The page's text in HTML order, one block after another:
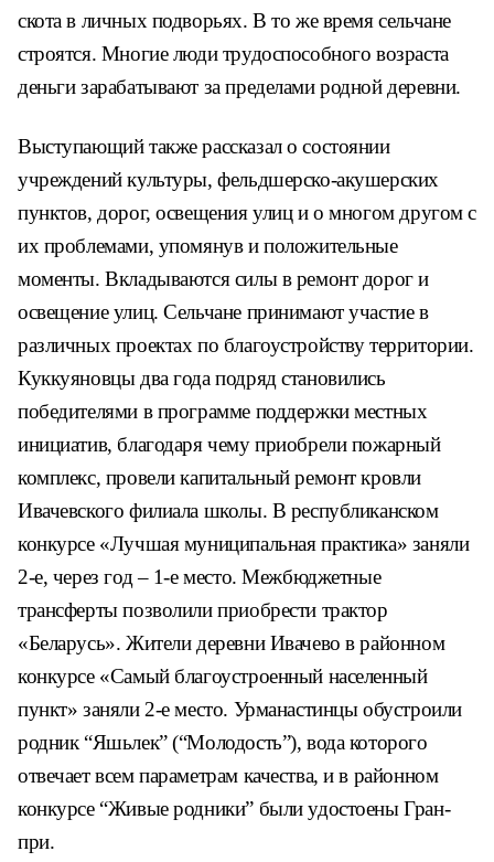
скота в личных подворьях. В то жевремя сельчане
строятся. Многиелюди трудоспособного возраста
деньги зарабатывают за пределамиродной деревни.
Выступающий также рассказало состоянии
учреждений культуры,фельдшерско-акушерских
пунктов, дорог, освещения улиц и о многом другом с
их проблемами, упомянуви положительные
моменты. Вкладываются силы в ремонт дорог и
освещение улиц. Сельчане принимают участие в
различных проектах по благоустройству территории.
Куккуяновцы два годаподряд становились
победителями в программе поддержки местных
инициатив, благодарячему приобрели пожарный
комплекс, провели капитальный ремонткровли
Ивачевского филиала школы. В республиканском
конкурсе «Лучшая муниципальнаяпрактика» заняли
2-е, через год – 1-е место.Межбюджетные
трансферты позволили приобрести трактор
«Беларусь». Жители деревниИвачево в районном
конкурсе «Самый благоустроенный населенный
пункт» заняли 2-еместо. Урманастинцы обустроили
родник “Яшьлек” (“Молодость”), вода которого
отвечает всем параметрам качества, и в районном
конкурсе “Живые родники” былиудостоены Гран-
при.